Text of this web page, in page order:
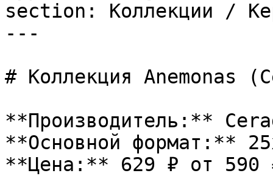
section: Коллекции /
---
# Коллекция Anemonas
**Производитель:**
**Основной формат:**
**Цена:** 629 ₽ от 590